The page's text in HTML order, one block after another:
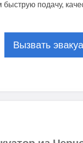
подачу,
Вызвать